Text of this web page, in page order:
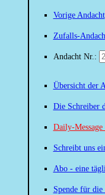
Vorige Andacht
Zufalls-
Andacht Nr.:
Übersicht der
Die Schreiber
Daily-
Schreibt uns
Abo - eine
Spende für die